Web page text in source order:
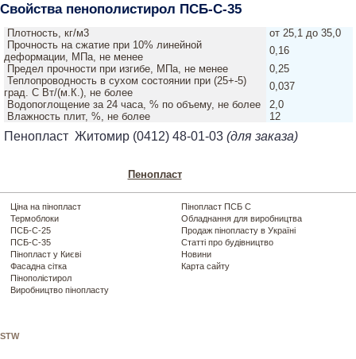
Свойства пенополистирол ПСБ-С-35
Плотность, кг/м3
от 25,1 до 35,0
Прочность на сжатие при 10% линейной
деформации, МПа, не менее
0,16
Предел прочности при изгибе, МПа, не менее
0,25
Теплопроводность в сухом состоянии при (25+-5)
град. С Вт/(м.К.), не более
0,037
Водопоглощение за 24 часа, % по объему, не более
2,0
Влажность плит, %, не более
12
Пенопласт Житомир (0412) 48-01-03 (для заказа)
Пенопласт
Ціна на пінопласт
Термоблоки
ПСБ-С-25
ПСБ-С-35
Пінопласт у Києві
Фасадна сітка
Пінополістирол
Виробництво пінопласту
Пінопласт ПСБ С
Обладнання для виробництва
Продаж пінопласту в Україні
Статті про будівництво
Новини
Карта сайту
STW